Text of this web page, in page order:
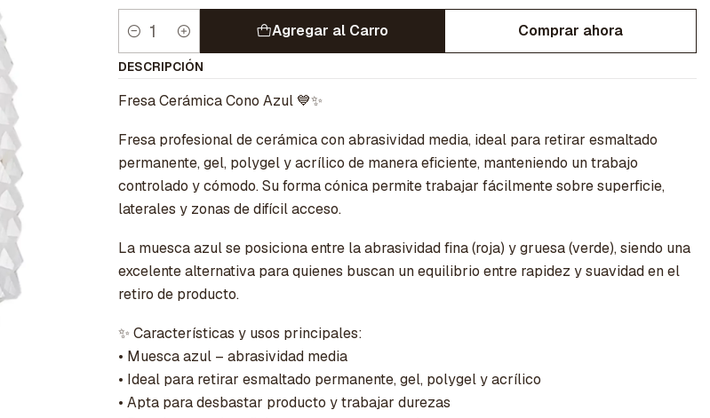
Cantidad
Agregar al Carro Comprar ahora
DESCRIPCIÓN
Fresa Cerámica Cono Azul 💙✨
Fresa profesional de cerámica con abrasividad media, ideal para retirar esmaltado
permanente, gel, polygel y acrílico de manera eficiente, manteniendo un trabajo
controlado y cómodo. Su forma cónica permite trabajar fácilmente sobre superficie,
laterales y zonas de difícil acceso.
La muesca azul se posiciona entre la abrasividad fina (roja) y gruesa (verde), siendo una
excelente alternativa para quienes buscan un equilibrio entre rapidez y suavidad en el
retiro de producto.
✨ Características y usos principales:
• Muesca azul – abrasividad media
• Ideal para retirar esmaltado permanente, gel, polygel y acrílico
• Apta para desbastar producto y trabajar durezas